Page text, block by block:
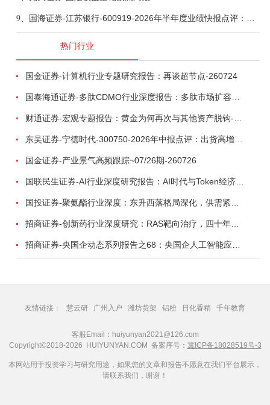
9、
热门行业
国金证券-计算机行业专题研究报告：再谈超节点-260724
东吴证券-宁德时代-300750-2026年中报点评：出货高增业绩稳健，回购彰显龙头信心-260726
国金证券-产业景气高频跟踪~07/26期-260726
国联民生证券-AI行业深度研究报告：AI时代与Token经济，从技术符号到数字石油-260801
招商证券-创新药行业深度研究：RAS靶向治疗，四十年不可成药的终结，与终结之后的治疗格局演化-260805
友情链接： 慧云研 广州入户 潍坊货架 铝粉 日化香精 千年教育
客服Email：huiyunyan2021@126.com
Copyright©2018-2026 HUIYUNYAN.COM 备案序号： 冀ICP备18028519号-3
本网站用于投资学习与研究用途，如果您的文章和报告不愿意在我们平台展示，
请联系我们，谢谢！